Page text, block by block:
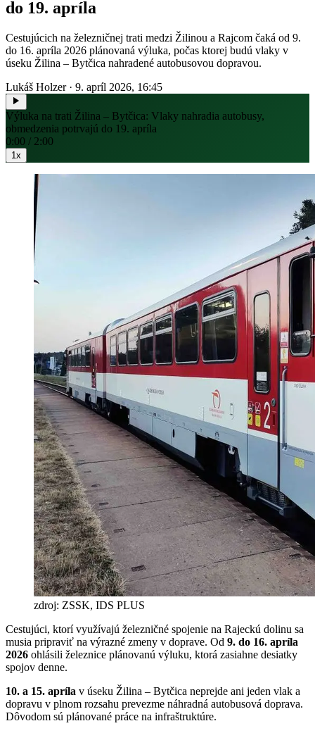
do 19. apríla
Cestujúcich na železničnej trati medzi Žilinou a Rajcom čaká od 9.
do 16. apríla 2026 plánovaná výluka, počas ktorej budú vlaky v
úseku Žilina – Bytčica nahradené autobusovou dopravou.
Lukáš Holzer · 9. apríl 2026, 16:45
Výluka na trati Žilina – Bytčica: Vlaky nahradia autobusy,
obmedzenia potrvajú do 19. apríla
0:00 / 2:00
1x
zdroj: ZSSK, IDS PLUS
Cestujúci, ktorí využívajú železničné spojenie na Rajeckú dolinu sa
musia pripraviť na výrazné zmeny v doprave. Od 9. do 16. apríla
2026 ohlásili železnice plánovanú výluku, ktorá zasiahne desiatky
spojov denne.
10. a 15. apríla v úseku Žilina – Bytčica neprejde ani jeden vlak a
dopravu v plnom rozsahu prevezme náhradná autobusová doprava.
Dôvodom sú plánované práce na infraštruktúre.